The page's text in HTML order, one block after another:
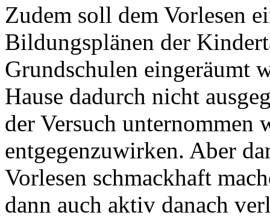
Zudem soll dem Vorlesen
Bildungsplänen der
Grundschulen eingeräumt
Hause dadurch nicht
der Versuch unternommen
entgegenzuwirken. Aber
Vorlesen schmackhaft
dann auch aktiv danach